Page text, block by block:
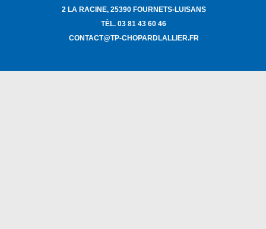
2 LA RACINE, 25390 FOURNETS-LUISANS
TÈL. 03 81 43 60 46
CONTACT@TP-CHOPARDLALLIER.FR